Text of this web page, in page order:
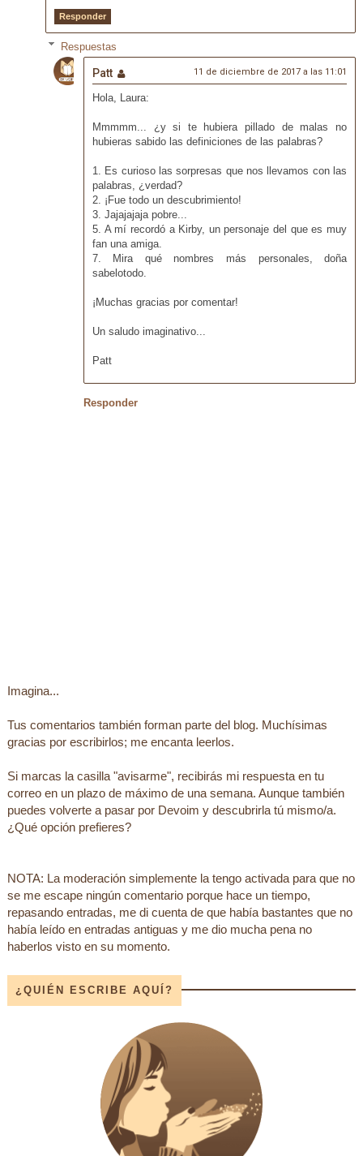
Responder
Respuestas
Patt 11 de diciembre de 2017 a las 11:01
Hola, Laura:
Mmmmm... ¿y si te hubiera pillado de malas no
hubieras sabido las definiciones de las palabras?
1. Es curioso las sorpresas que nos llevamos con las
palabras, ¿verdad?
2. ¡Fue todo un descubrimiento!
3. Jajajajaja pobre...
5. A mí recordó a Kirby, un personaje del que es muy
fan una amiga.
7. Mira qué nombres más personales, doña
sabelotodo.
¡Muchas gracias por comentar!
Un saludo imaginativo...
Patt
Responder
Imagina...
Tus comentarios también forman parte del blog. Muchísimas
gracias por escribirlos; me encanta leerlos.
Si marcas la casilla "avisarme", recibirás mi respuesta en tu
correo en un plazo de máximo de una semana. Aunque también
puedes volverte a pasar por Devoim y descubrirla tú mismo/a.
¿Qué opción prefieres?
NOTA: La moderación simplemente la tengo activada para que no
se me escape ningún comentario porque hace un tiempo,
repasando entradas, me di cuenta de que había bastantes que no
había leído en entradas antiguas y me dio mucha pena no
haberlos visto en su momento.
¿QUIÉN ESCRIBE AQUÍ?